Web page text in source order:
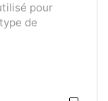
pour
de